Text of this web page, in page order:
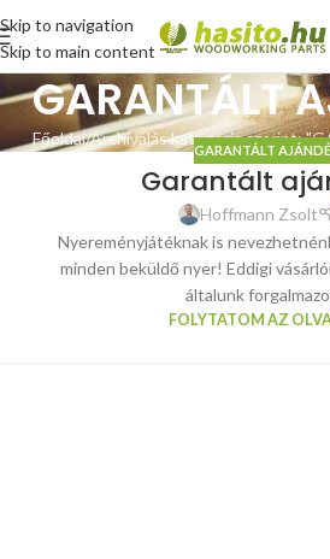
Skip to navigation
Skip to main content
GARANTÁLT
Főoldal Archiválás kategória szerint:
GARANTÁLT
Garantált
Hoffmann Zsolt
Nyereményjátéknak is
minden beküldő nyer! Eddigi
általunk
FOLYTATOM AZ